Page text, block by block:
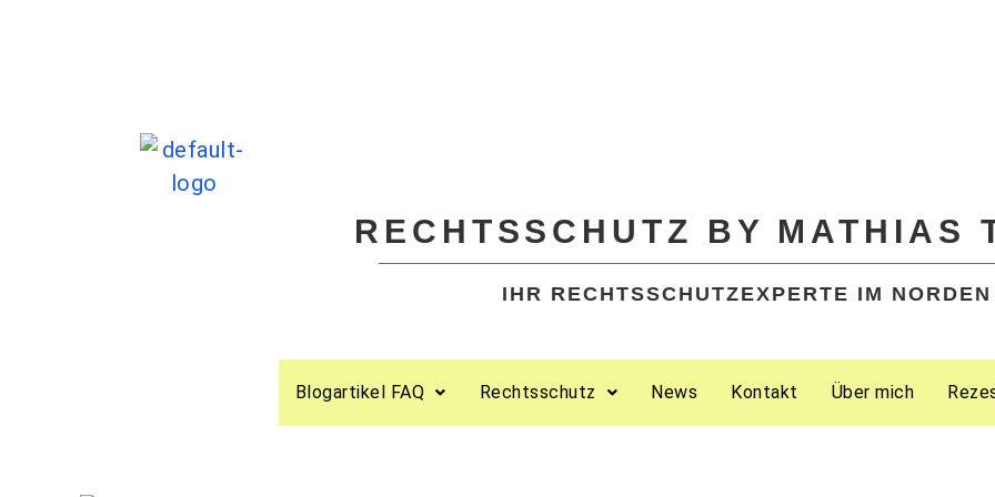
RECHTSSCHUTZ BY MATHIAS
IHR RECHTSSCHUTZEXPERTE IM NORDEN
Blogartikel FAQ Rechtsschutz News Kontakt Über mich